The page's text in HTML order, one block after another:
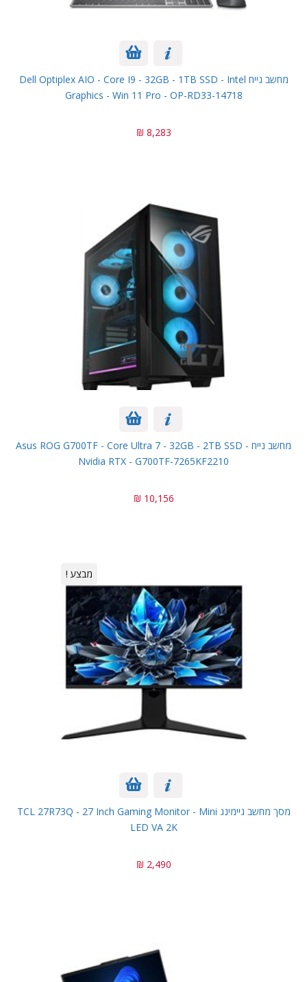
מחשב נייח Dell Optiplex AIO - Core I9 - 32GB - 1TB SSD - Intel
Graphics - Win 11 Pro - OP-RD33-14718
8,283 ₪
מחשב נייח Asus ROG G700TF - Core Ultra 7 - 32GB - 2TB SSD -
Nvidia RTX - G700TF-7265KF2210
10,156 ₪
מבצע !
מסך מחשב גיימינג TCL 27R73Q - 27 Inch Gaming Monitor - Mini
LED VA 2K
2,490 ₪